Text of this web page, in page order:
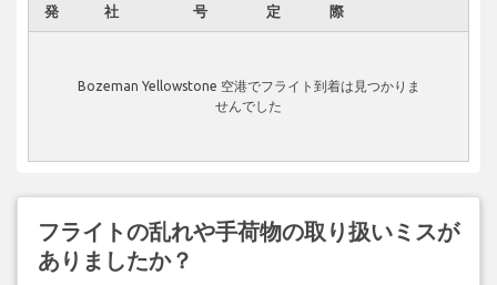
発
社
号
定
際
Bozeman Yellowstone 空港でフライト到着は見つかりま
せんでした
フライトの乱れや手荷物の取り扱いミスが
ありましたか？